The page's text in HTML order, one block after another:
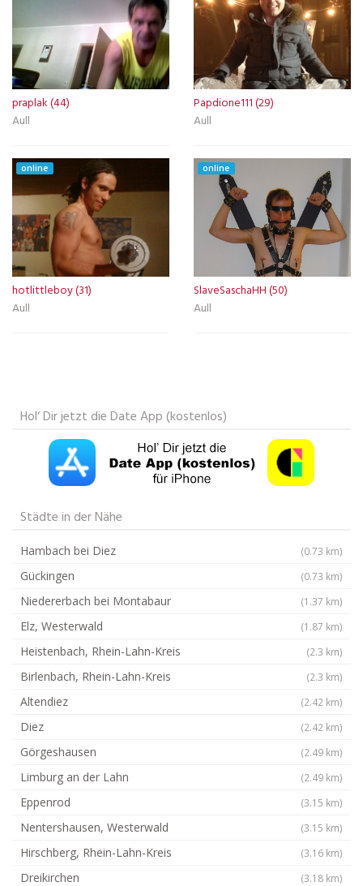
praplak (44)
Aull
Papdione111 (29)
Aull
online
hotlittleboy (31)
Aull
online
SlaveSaschaHH (50)
Aull
Hol‘ Dir jetzt die Date App (kostenlos)
Städte in der Nähe
Hambach bei Diez (0.73 km)
Gückingen (0.73 km)
Niedererbach bei Montabaur (1.37 km)
Elz, Westerwald (1.87 km)
Heistenbach, Rhein-Lahn-Kreis (2.3 km)
Birlenbach, Rhein-Lahn-Kreis (2.3 km)
Altendiez (2.42 km)
Diez (2.42 km)
Görgeshausen (2.49 km)
Limburg an der Lahn (2.49 km)
Eppenrod (3.15 km)
Nentershausen, Westerwald (3.15 km)
Hirschberg, Rhein-Lahn-Kreis (3.16 km)
Dreikirchen (3.18 km)